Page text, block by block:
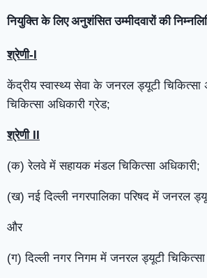
नियुक्ति के लिए अनुशंसित उम्मीदवारों की
श्रेणी-I
केंद्रीय स्वास्थ्य सेवा के जनरल ड्यूटी चिकित्सा
चिकित्सा अधिकारी ग्रेड;
श्रेणी II
(क) रेलवे में सहायक मंडल चिकित्सा अधिकारी;
(ख) नई दिल्ली नगरपालिका परिषद में जनरल
और
(ग) दिल्ली नगर निगम में जनरल ड्यूटी